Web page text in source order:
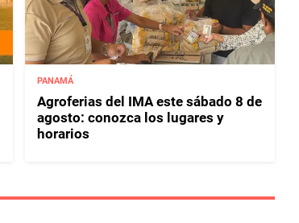
PANAMÁ
Agroferias del IMA este sábado 8 de
agosto: conozca los lugares y
horarios